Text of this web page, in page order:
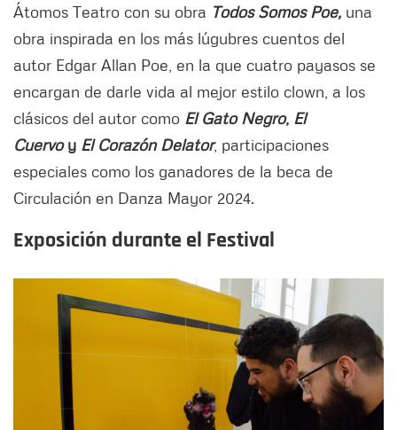
Átomos Teatro con su obra Todos Somos Poe, una
obra inspirada en los más lúgubres cuentos del
autor Edgar Allan Poe, en la que cuatro payasos se
encargan de darle vida al mejor estilo clown, a los
clásicos del autor como El Gato Negro, El
Cuervoy El Corazón Delator, participaciones
especiales como los ganadores de la beca de
Circulación en Danza Mayor 2024.
Exposición durante el Festival